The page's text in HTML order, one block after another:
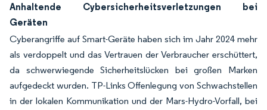
Anhaltende Cybersicherheitsverletzungen bei
Geräten
Cyberangriffe auf Smart-Geräte haben sich im Jahr 2024 mehr
als verdoppelt und das Vertrauen der Verbraucher erschüttert,
da schwerwiegende Sicherheitslücken bei großen Marken
aufgedeckt wurden. TP-Links Offenlegung von Schwachstellen
in der lokalen Kommunikation und der Mars-Hydro-Vorfall, bei